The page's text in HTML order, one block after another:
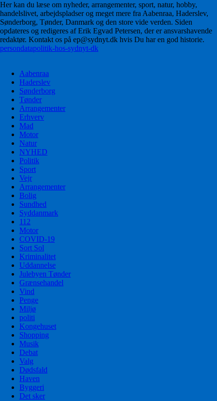
Her kan du læse om nyheder, arrangementer, sport, natur, hobby,
handelslivet, arbejdspladser og meget mere fra Aabenraa, Haderslev,
Sønderborg, Tønder, Danmark og den store vide verden. Siden
opdateres og redigeres af Erik Egvad Petersen, der er ansvarshavende
redaktør. Kontakt os på ep@sydnyt.dk hvis Du har en god historie.
persondatapolitik-hos-sydnyt-dk
Aabenraa
Haderslev
Sønderborg
Tønder
Arrangementer
Erhverv
Mad
Motor
Natur
NYHED
Politik
Sport
Vejr
Arrangementer
Bolig
Sundhed
Syddanmark
112
Motor
COVID-19
Sort Sol
Kriminalitet
Uddannelse
Julebyen Tønder
Grænsehandel
Vind
Penge
Miljø
politi
Kongehuset
Shopping
Musik
Debat
Valg
Dødsfald
Haven
Byggeri
Det sker